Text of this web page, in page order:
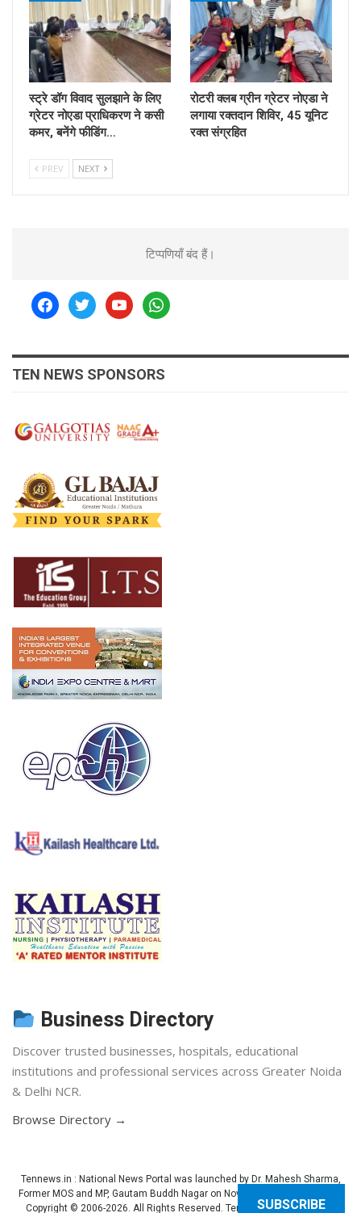
स्ट्रे डॉग विवाद सुलझाने के लिए
ग्रेटर नोएडा प्राधिकरण ने कसी
कमर, बनेंगे फीडिंग…
रोटरी क्लब ग्रीन ग्रेटर नोएडा ने
लगाया रक्तदान शिविर, 45 यूनिट
रक्त संग्रहित
PREV NEXT
टिप्पणियाँ बंद हैं।
facebooktwitteryoutubewhatsapp
TEN NEWS SPONSORS
Business Directory
Discover trusted businesses, hospitals, educational
institutions and professional services across Greater Noida
& Delhi NCR.
Browse Directory →
Tennews.in : National News Portal was launched by Dr. Mahesh Sharma,
Former MOS and MP, Gautam Buddh Nagar on November 3, 2013 (Diwali).
Copyright © 2006-2026. All Rights Reserved. Ten News.Terms of use
SUBSCRIBE